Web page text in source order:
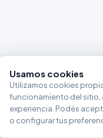
Usamos cookies
Utilizamos cookies
funcionamiento del sitio,
experiencia. Podés
o configurar tus